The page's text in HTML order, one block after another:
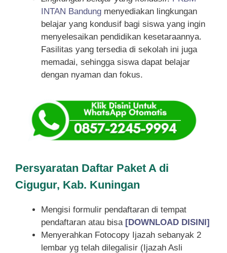
INTAN Bandung menyediakan lingkungan
belajar yang kondusif bagi siswa yang ingin
menyelesaikan pendidikan kesetaraannya.
Fasilitas yang tersedia di sekolah ini juga
memadai, sehingga siswa dapat belajar
dengan nyaman dan fokus.
Persyaratan Daftar Paket A di
Cigugur, Kab. Kuningan
Mengisi formulir pendaftaran di tempat
pendaftaran atau bisa [DOWNLOAD DISINI]
Menyerahkan Fotocopy Ijazah sebanyak 2
lembar yg telah dilegalisir (Ijazah Asli